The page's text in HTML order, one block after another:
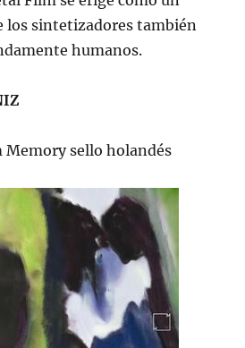
los sintetizadores también
humanos.
Memory sello holandés